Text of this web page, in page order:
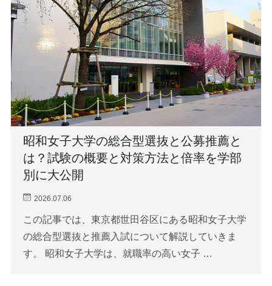
昭和女子大学の総合型選抜と公募推薦と
は？試験の概要と対策方法と倍率を学部
別に大公開
2026.07.06
この記事では、東京都世田谷区にある昭和女子大学
の総合型選抜と推薦入試について解説していきま
す。 昭和女子大学は、就職率の高い女子 …